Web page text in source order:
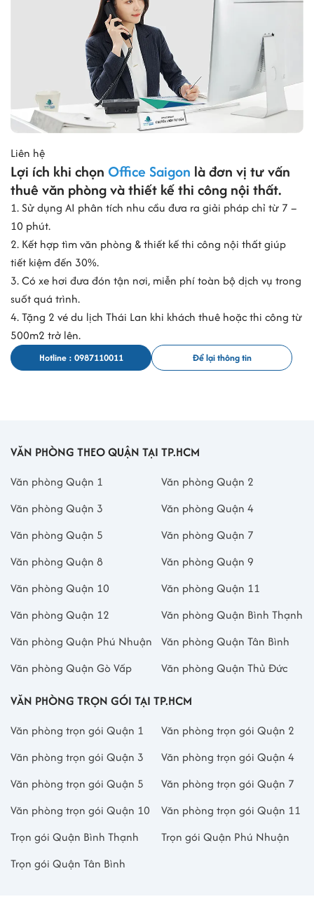
Liên hệ
Lợi ích khi chọn Office Saigon là đơn vị tư vấn
thuê văn phòng và thiết kế thi công nội thất.
1. Sử dụng AI phân tích nhu cầu đưa ra giải pháp chỉ từ 7 –
10 phút.
2. Kết hợp tìm văn phòng & thiết kế thi công nội thất giúp
tiết kiệm đến 30%.
3. Có xe hơi đưa đón tận nơi, miễn phí toàn bộ dịch vụ trong
suốt quá trình.
4. Tặng 2 vé du lịch Thái Lan khi khách thuê hoặc thi công từ
500m2 trở lên.
Hotline : 0987110011 Để lại thông tin
VĂN PHÒNG THEO QUẬN TẠI TP.HCM
Văn phòng Quận 1
Văn phòng Quận 2
Văn phòng Quận 3
Văn phòng Quận 4
Văn phòng Quận 5
Văn phòng Quận 7
Văn phòng Quận 8
Văn phòng Quận 9
Văn phòng Quận 10
Văn phòng Quận 11
Văn phòng Quận 12
Văn phòng Quận Bình Thạnh
Văn phòng Quận Phú Nhuận
Văn phòng Quận Tân Bình
Văn phòng Quận Gò Vấp
Văn phòng Quận Thủ Đức
VĂN PHÒNG TRỌN GÓI TẠI TP.HCM
Văn phòng trọn gói Quận 1
Văn phòng trọn gói Quận 2
Văn phòng trọn gói Quận 3
Văn phòng trọn gói Quận 4
Văn phòng trọn gói Quận 5
Văn phòng trọn gói Quận 7
Văn phòng trọn gói Quận 10
Văn phòng trọn gói Quận 11
Trọn gói Quận Bình Thạnh
Trọn gói Quận Phú Nhuận
Trọn gói Quận Tân Bình